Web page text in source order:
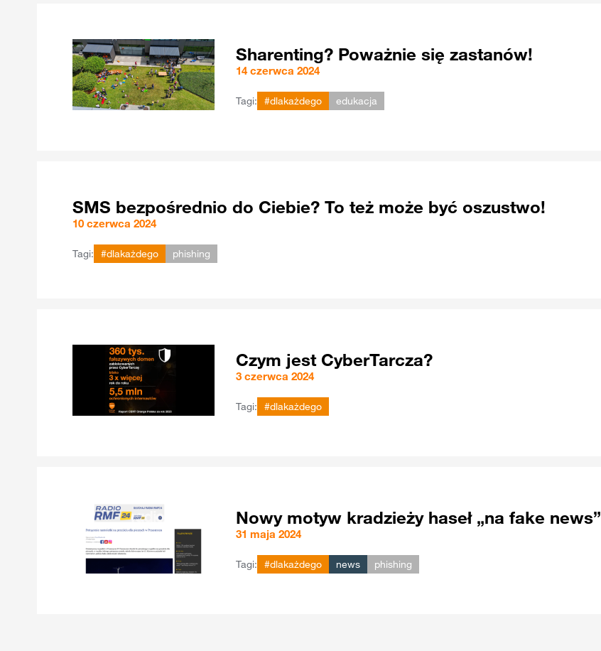
Sharenting? Poważnie się zastanów!
14 czerwca 2024
Tagi: #dlakażdego edukacja
SMS bezpośrednio do Ciebie? To też może być oszustwo!
10 czerwca 2024
Tagi: #dlakażdego phishing
Czym jest CyberTarcza?
3 czerwca 2024
Tagi: #dlakażdego
Nowy motyw kradzieży haseł „na fake news”
31 maja 2024
Tagi: #dlakażdego news phishing